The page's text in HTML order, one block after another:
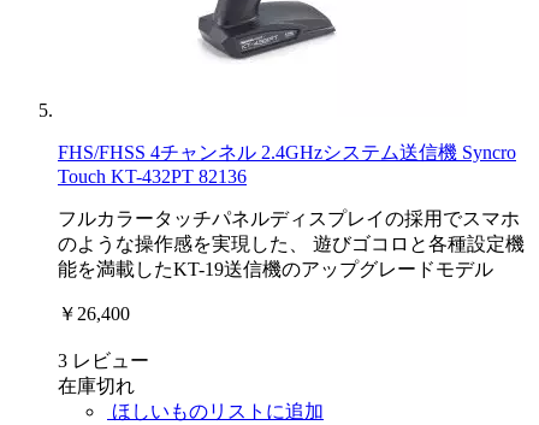
FHS/FHSS 4チャンネル 2.4GHzシステム送信機 Syncro
Touch KT-432PT 82136
フルカラータッチパネルディスプレイの採用でスマホ
のような操作感を実現した、 遊びゴコロと各種設定機
能を満載したKT-19送信機のアップグレードモデル
￥26,400
3 レビュー
在庫切れ
ほしいものリストに追加